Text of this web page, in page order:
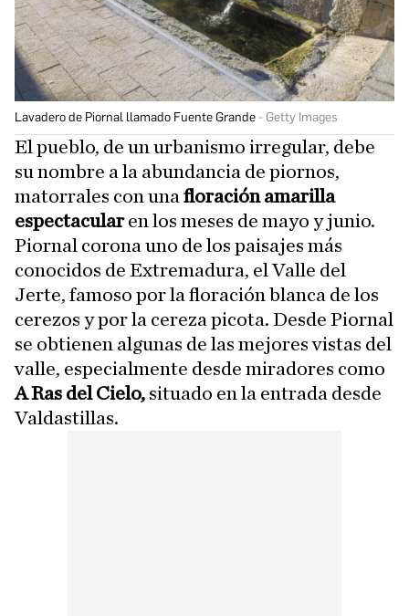
Lavadero de Piornal llamado Fuente Grande Getty Images
El pueblo, de un urbanismo irregular, debe
su nombre a la abundancia de piornos,
matorrales con unafloración amarilla
espectacularen los meses de mayo y junio.
Piornal corona uno de los paisajes más
conocidos de Extremadura, el Valle del
Jerte, famoso por la floración blanca de los
cerezos y por la cereza picota. Desde Piornal
se obtienen algunas de las mejores vistas del
valle, especialmente desde miradores como
A Ras del Cielo, situado en la entrada desde
Valdastillas.